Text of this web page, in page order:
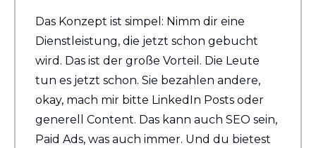
Das Konzept ist simpel: Nimm dir eine
Dienstleistung, die jetzt schon gebucht
wird. Das ist der große Vorteil. Die Leute
tun es jetzt schon. Sie bezahlen andere,
okay, mach mir bitte LinkedIn Posts oder
generell Content. Das kann auch SEO sein,
Paid Ads, was auch immer. Und du bietest